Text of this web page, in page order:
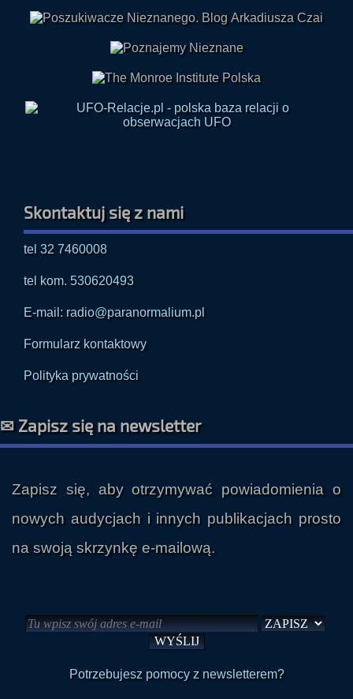
Skontaktuj się z nami
tel 32 7460008
tel kom. 530620493
E-mail: radio@paranormalium.pl
Formularz kontaktowy
Polityka prywatności
✉ Zapisz się na newsletter
Zapisz się, aby otrzymywać powiadomienia o
nowych audycjach i innych publikacjach prosto
na swoją skrzynkę e-mailową.
Potrzebujesz pomocy z newsletterem?